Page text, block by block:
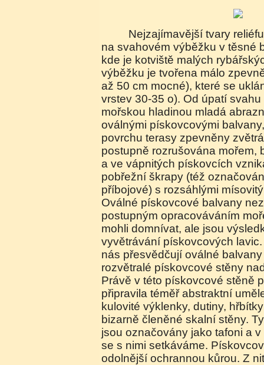
Nejzajímavější tvary reliéfu se však nacházejí
na svahovém výběžku v těsné
kde je kotviště malých
výběžku je tvořena málo
až 50 cm mocné), které se
vrstev 30-35 o). Od úpatí
mořskou hladinou mladá
oválnými pískovcovými
povrchu terasy zpevněny
postupně rozrušována mořem,
a ve vápnitých pískovcích
pobřežní škrapy (též
příbojové) s rozsáhlými
Oválné pískovcové balvany
postupným opracováváním
mohli domnívat, ale jsou
vyvětrávání pískovcových
nás přesvědčují oválné
rozvětralé pískovcové stěny
Právě v této pískovcové stěně
připravila téměř abstraktní
kulovité výklenky, dutiny,
bizarně členěné skalní stěny.
jsou označovány jako tafoni a
se s nimi setkáváme.
odolnější ochrannou kůrou. Z